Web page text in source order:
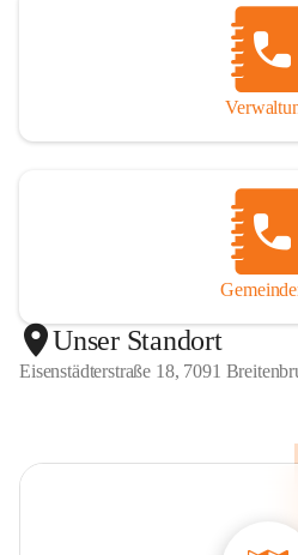
Unser Standort
Eisenstädterstraße 18, 7091